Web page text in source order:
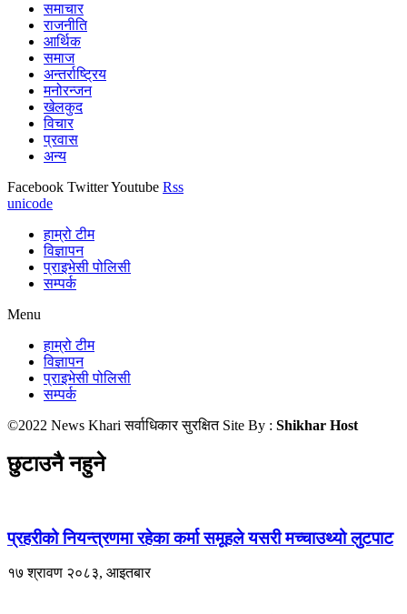
समाचार
राजनीति
आर्थिक
समाज
अन्तर्राष्ट्रिय
मनोरन्जन
खेलकुद
विचार
प्रवास
अन्य
Facebook TwitterYoutube Rss
unicode
हाम्रो टीम
विज्ञापन
प्राइभेसी पोलिसी
सम्पर्क
Menu
हाम्रो टीम
विज्ञापन
प्राइभेसी पोलिसी
सम्पर्क
©2022 News Khari सर्वाधिकार सुरक्षित Site By : Shikhar Host
छुटाउनै नहुने
प्रहरीको नियन्त्रणमा रहेका कर्मा समूहले यसरी मच्चाउथ्यो लुटपाट
१७ श्रावण २०८३, आइतबार